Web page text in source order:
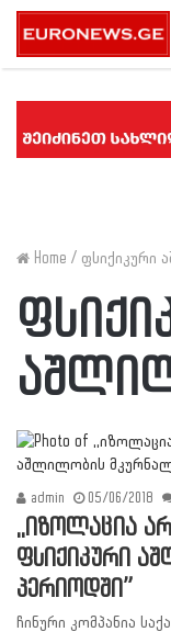
Home / ფსიქიკური
admin 05/06/2018
,,იზოლაცია
ფსიქიკური
პერიოდში”
ჩინური კომპანია